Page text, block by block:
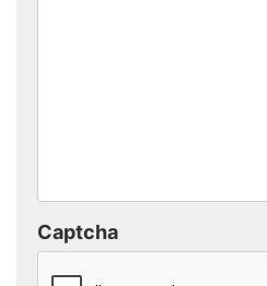
Captcha